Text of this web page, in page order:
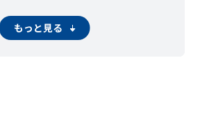
西中町 八幡町（横浜市南区）
蒔田町伏見町二葉町
もっと見る